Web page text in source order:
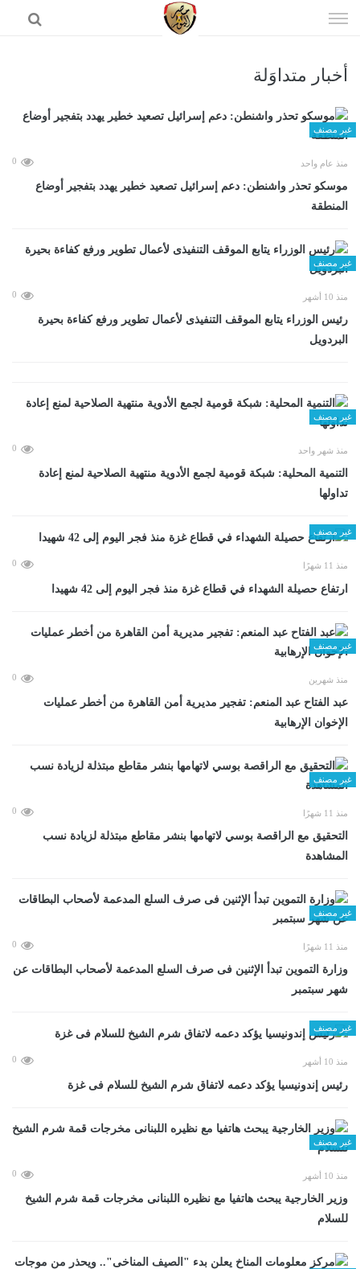
الى
أخبار متداوَلة
غير مصنف
منذ عام واحد 0
موسكو تحذر واشنطن: دعم إسرائيل تصعيد خطير يهدد بتفجير أوضاع
المنطقة
غير مصنف
منذ 10 أشهر 0
رئيس الوزراء يتابع الموقف التنفيذى لأعمال تطوير ورفع كفاءة بحيرة
البردويل
غير مصنف
منذ شهر واحد 0
التنمية المحلية: شبكة قومية لجمع الأدوية منتهية الصلاحية لمنع إعادة
تداولها
غير مصنف
منذ 11 شهرًا 0
ارتفاع حصيلة الشهداء في قطاع غزة منذ فجر اليوم إلى 42 شهيدا
غير مصنف
منذ شهرين 0
عبد الفتاح عبد المنعم: تفجير مديرية أمن القاهرة من أخطر عمليات
الإخوان الإرهابية
غير مصنف
منذ 11 شهرًا 0
التحقيق مع الراقصة بوسي لاتهامها بنشر مقاطع مبتذلة لزيادة نسب
المشاهدة
غير مصنف
منذ 11 شهرًا 0
وزارة التموين تبدأ الإثنين فى صرف السلع المدعمة لأصحاب البطاقات عن
شهر سبتمبر
غير مصنف
منذ 10 أشهر 0
رئيس إندونيسيا يؤكد دعمه لاتفاق شرم الشيخ للسلام فى غزة
غير مصنف
منذ 10 أشهر 0
وزير الخارجية يبحث هاتفيا مع نظيره اللبنانى مخرجات قمة شرم الشيخ
للسلام